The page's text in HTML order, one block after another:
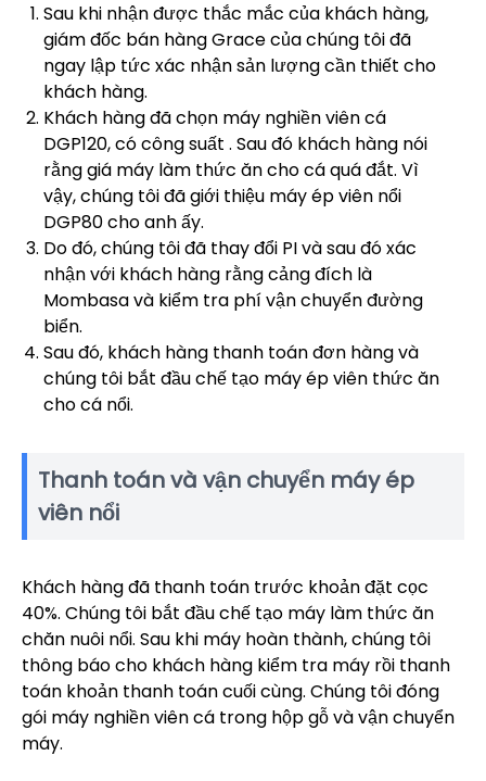
Sau khi nhận được thắc mắc của khách hàng,
giám đốc bán hàng Grace của chúng tôi đã
ngay lập tức xác nhận sản lượng cần thiết cho
khách hàng.
Khách hàng đã chọn máy nghiền viên cá
DGP120, có công suất . Sau đó khách hàng nói
rằng giá máy làm thức ăn cho cá quá đắt. Vì
vậy, chúng tôi đã giới thiệu máy ép viên nổi
DGP80 cho anh ấy.
Do đó, chúng tôi đã thay đổi PI và sau đó xác
nhận với khách hàng rằng cảng đích là
Mombasa và kiểm tra phí vận chuyển đường
biển.
Sau đó, khách hàng thanh toán đơn hàng và
chúng tôi bắt đầu chế tạo máy ép viên thức ăn
cho cá nổi.
Thanh toán và vận chuyển máy ép
viên nổi
Khách hàng đã thanh toán trước khoản đặt cọc
40%. Chúng tôi bắt đầu chế tạo máy làm thức ăn
chăn nuôi nổi. Sau khi máy hoàn thành, chúng tôi
thông báo cho khách hàng kiểm tra máy rồi thanh
toán khoản thanh toán cuối cùng. Chúng tôi đóng
gói máy nghiền viên cá trong hộp gỗ và vận chuyển
máy.